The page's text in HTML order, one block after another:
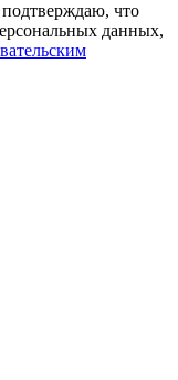
что
данных,